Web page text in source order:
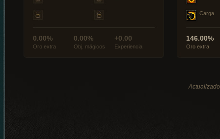
0.00%
Oro extra
0.00%
Obj. mágicos
+0.00
Experiencia
Carga
146.00%
Oro extra